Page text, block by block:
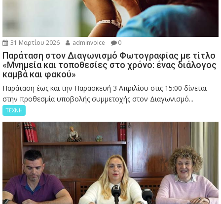
31 Μαρτίου 2026 adminvoice 0
Παράταση στον Διαγωνισμό Φωτογραφίας με τίτλο
«Μνημεία και τοποθεσίες στο χρόνο: ένας διάλογος
καμβά και φακού»
Παράταση έως και την Παρασκευή 3 Απριλίου στις 15:00 δίνεται
στην προθεσμία υποβολής συμμετοχής στον Διαγωνισμό...
ΤΕΧΝΗ